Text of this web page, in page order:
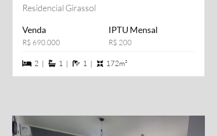
Residencial Girassol
Venda
R$ 690.000
IPTU Mensal
R$ 200
2 dormiórios
2 | 1 suítes
1 | 1 banheiros
1 | 172m²